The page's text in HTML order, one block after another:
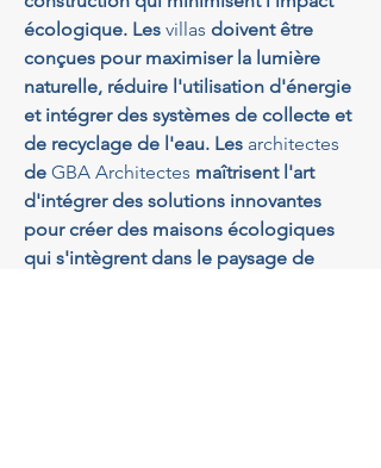
écologique. Les villas doivent être
conçues pour maximiser la lumière
naturelle, réduire l'utilisation d'énergie
et intégrer des systèmes de collecte et
de recyclage de l'eau. Les architectes
de GBA Architectes maîtrisent l'art
d'intégrer des solutions innovantes
pour créer des maisons écologiques
qui s'intègrent dans le paysage de